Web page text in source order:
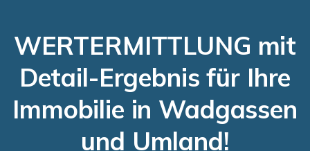
WERTERMITTLUNG mit
Detail-Ergebnis für Ihre
Immobilie in Wadgassen
und Umland!